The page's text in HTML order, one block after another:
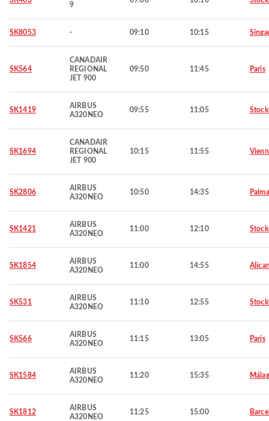
9
SK8053 - 09:10 10:15
SK564
CANADAIR
REGIONAL
JET 900
09:50 11:45 Paris
SK1419
AIRBUS
A320NEO
09:55 11:05
SK1694
CANADAIR
REGIONAL
JET 900
10:15 11:55
SK2806
AIRBUS
A320NEO
10:50 14:35
SK1421
AIRBUS
A320NEO
11:00 12:10
SK1854
AIRBUS
A320NEO
11:00 14:55
SK531
AIRBUS
A320NEO
11:10 12:55
SK566
AIRBUS
A320NEO
11:15 13:05 Paris
SK1584
AIRBUS
A320NEO
11:20 15:35
SK1812
AIRBUS
A320NEO
11:25 15:00